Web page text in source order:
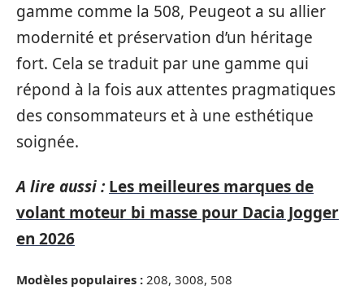
gamme comme la 508, Peugeot a su allier
modernité et préservation d’un héritage
fort. Cela se traduit par une gamme qui
répond à la fois aux attentes pragmatiques
des consommateurs et à une esthétique
soignée.
A lire aussi : Les meilleures marques de
volant moteur bi masse pour Dacia Jogger
en 2026
Modèles populaires : 208, 3008, 508